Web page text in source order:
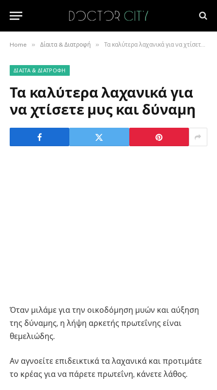
Home » Δίαιτα & Διατροφή » Τα καλύτερα λαχανικά για να χτίσετε μυς και δύναμη
ΔΊΑΙΤΑ & ΔΙΑΤΡΟΦΉ
Τα καλύτερα λαχανικά για
να χτίσετε μυς και δύναμη
Όταν μιλάμε για την οικοδόμηση μυών και αύξηση
της δύναμης, η λήψη αρκετής πρωτεΐνης είναι
θεμελιώδης.
Αν αγνοείτε επιδεικτικά τα λαχανικά και προτιμάτε
το κρέας για να πάρετε πρωτεΐνη, κάνετε λάθος.